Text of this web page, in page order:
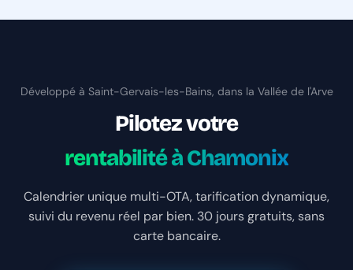
Développé à Saint-Gervais-les-Bains, dans la Vallée de l'Arve
Pilotez votre
rentabilité à Chamonix
Calendrier unique multi-OTA, tarification dynamique,
suivi du revenu réel par bien. 30 jours gratuits, sans
carte bancaire.